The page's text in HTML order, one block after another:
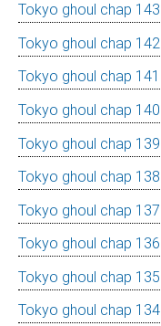
Tokyo ghoul chap 143
Tokyo ghoul chap 142
Tokyo ghoul chap 141
Tokyo ghoul chap 140
Tokyo ghoul chap 139
Tokyo ghoul chap 138
Tokyo ghoul chap 137
Tokyo ghoul chap 136
Tokyo ghoul chap 135
Tokyo ghoul chap 134